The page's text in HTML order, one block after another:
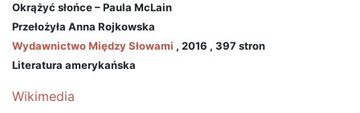
Okrążyć słońce – Paula McLain
Przełożyła Anna Rojkowska
Wydawnictwo Między Słowami , 2016 , 397 stron
Literatura amerykańska
Wikimedia